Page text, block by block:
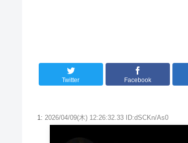
Twitter Facebook
1: 2026/04/09(木) 12:26:32.33 ID:dSCKn/As0